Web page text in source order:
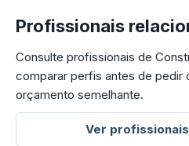
Profissionais
Consulte profissionais de
comparar perfis antes de pedir
orçamento semelhante.
Ver